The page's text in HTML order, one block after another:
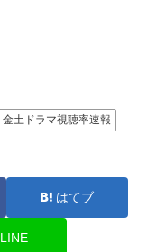
金土ドラマ視聴率速報
はてブ
LINE